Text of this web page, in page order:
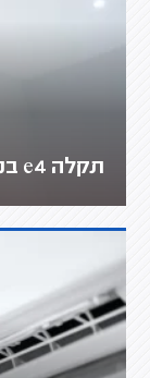
תקלה e4 במזגן תדיראן